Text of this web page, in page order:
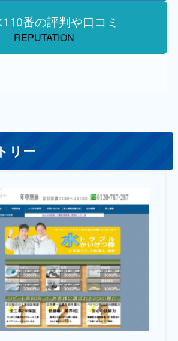
110番の評判や口コミ
REPUTATION
リー